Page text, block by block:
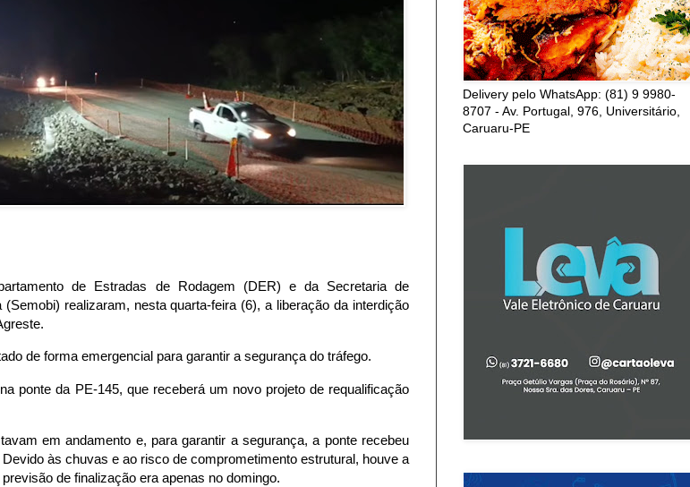
de Estradas de Rodagem (DER) e da Secretaria de
(Semobi) realizaram, nesta quarta-feira (6), a liberação da interdição
de forma emergencial para garantir a segurança do tráfego.
ponte da PE-145, que receberá um novo projeto de requalificação
em andamento e, para garantir a segurança, a ponte recebeu
às chuvas e ao risco de comprometimento estrutural, houve a
de finalização era apenas no domingo.
Delivery pelo WhatsApp: (81) 9 9980-
8707 - Av. Portugal, 976, Universitário,
Caruaru-PE